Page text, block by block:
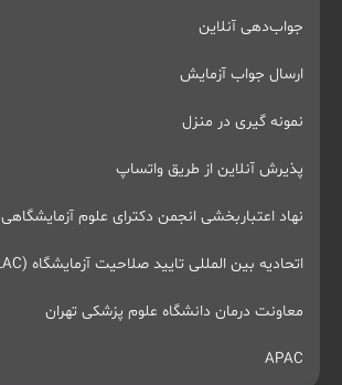
جواب‌دهی آنلاین
ارسال جواب آزمایش
نمونه گیری در منزل
پذیرش آنلاین از طریق واتساپ
نهاد اعتباربخشی انجمن دکترای علوم آزمایشگاهی
اتحادیه بین المللی تایید صلاحیت آزمایشگاه (ILAC)
معاونت درمان دانشگاه علوم پزشکی تهران
APAC